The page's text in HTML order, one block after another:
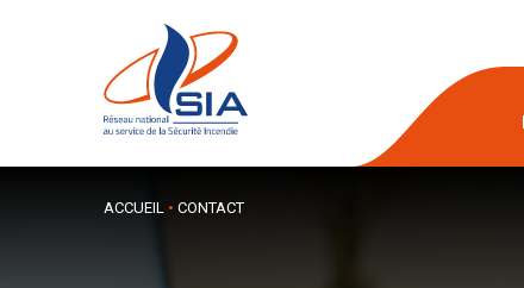
ACCUEIL • CONTACT